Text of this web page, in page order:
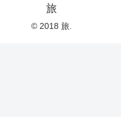
旅
© 2018 旅.